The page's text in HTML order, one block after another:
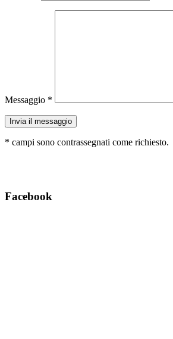
Messaggio *
Invia il messaggio
* campi sono contrassegnati come richiesto.
Facebook